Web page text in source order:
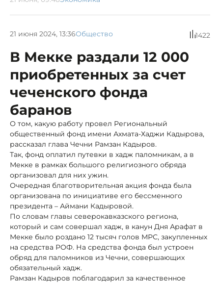
21 июня 2024, 13:36Общество 1422
В Мекке раздали 12 000
приобретенных за счет
чеченского фонда
баранов
О том, какую работу провел Региональный
общественный фонд имени Ахмата-Хаджи Кадырова,
рассказал глава Чечни Рамзан Кадыров.
Так, фонд оплатил путевки в хадж паломникам, а в
Мекке в рамках большого религиозного обряда
организовал для них ужин.
Очередная благотворительная акция фонда была
организована по инициативе его бессменного
президента – Аймани Кадыровой.
По словам главы северокавказского региона,
который и сам совершал хадж, в канун Дня Арафат в
Мекке было роздано 12 тысяч голов МРС, закупленных
на средства РОФ. На средства фонда был устроен
обряд для паломников из Чечни, совершающих
обязательный хадж.
Рамзан Кадыров поблагодарил за качественное